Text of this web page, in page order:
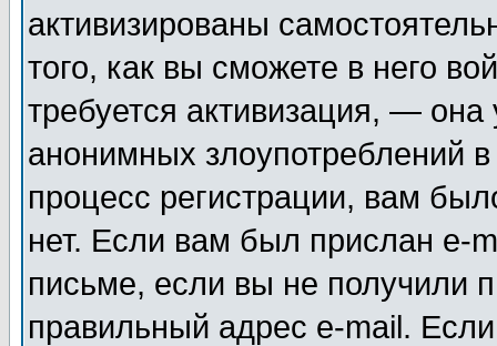
активизированы
того, как вы сможете в него
требуется активизация, —
анонимных злоупотреблений
процесс регистрации, вам
нет. Если вам был прислан e-
письме, если вы не получили
правильный адрес e-mail.